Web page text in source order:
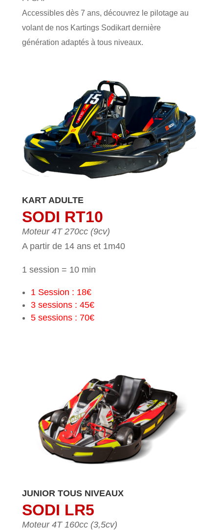
Accessibles dès 7 ans, découvrez le pilotage au
volant de nos Kartings Sodikart dernière
génération adaptés à tous niveaux.
KART ADULTE
SODI RT10
Moteur 4T 270cc (9cv)
A partir de 14 ans et 1m40
1 session = 10 min
1 Session : 18€
3 sessions : 45€
5 sessions : 70€
JUNIOR TOUS NIVEAUX
SODI LR5
Moteur 4T 160cc (3,5cv)